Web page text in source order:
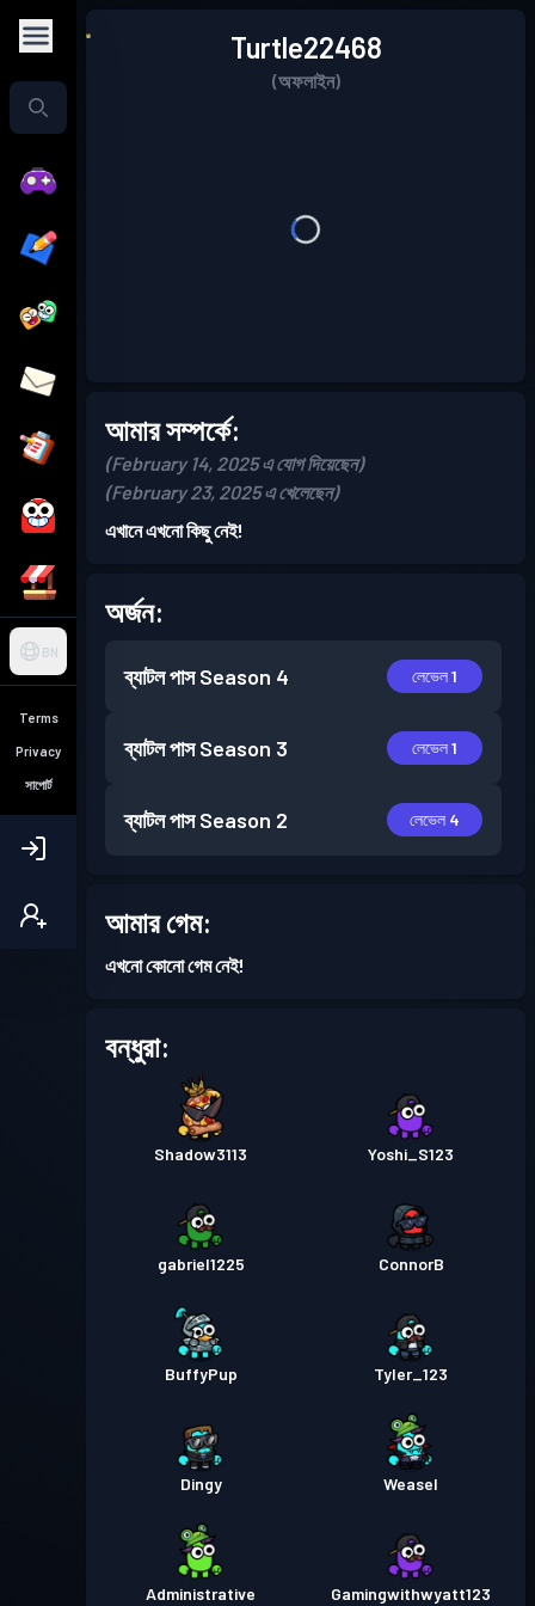
BN
Terms
Privacy
সাপোর্ট
Turtle22468
(অফলাইন)
আমার সম্পর্কে:
(February 14, 2025 এ যোগ দিয়েছেন)
(February 23, 2025 এ খেলেছেন)
এখানে এখনো কিছু নেই!
অর্জন:
ব্যাটল পাস Season 4 লেভেল 1
ব্যাটল পাস Season 3 লেভেল 1
ব্যাটল পাস Season 2 লেভেল 4
আমার গেম:
এখনো কোনো গেম নেই!
বন্ধুরা:
Shadow3113 Yoshi_S123
gabriel1225 ConnorB
BuffyPup Tyler_123
Dingy Weasel
Administrative Gamingwithwyatt123